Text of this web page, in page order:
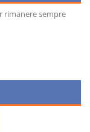
rimanere sempre